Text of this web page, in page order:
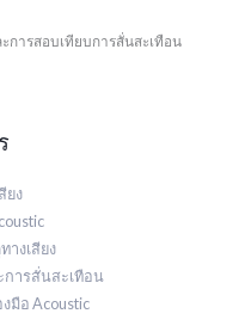
การสอบเทียบการสั่นสะเทือน
ยง
างเสียง
การสั่นสะเทือน
มือ Acoustic